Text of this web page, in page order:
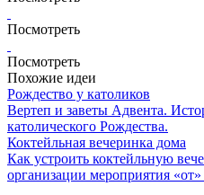
Посмотреть
Посмотреть
Похожие идеи
Рождество у католиков
Вертеп и заветы Адвента.
католического Рождества.
Коктейльная вечеринка дома
Как устроить коктейльную
организации мероприятия